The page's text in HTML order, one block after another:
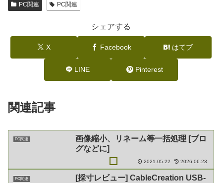
PC関連 PC関連
シェアする
X Facebook はてブ
LINE Pinterest
関連記事
PC関連
画像縮小、リネーム等一括処理 [ブロ
グなどに]
2021.05.22 2026.06.23
PC関連
[採寸レビュー] CableCreation USB-